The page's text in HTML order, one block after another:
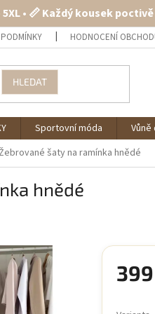
• 📏 Každý kousek
HODNOCENÍ
HLEDAT
Sportovní móda
Žebrované šaty na ramínka hnědé
hnědé